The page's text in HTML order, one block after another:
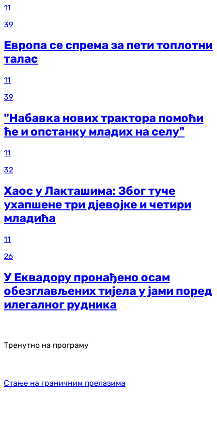
11
39
Европа се спрема за пети топлотни
талас
11
39
"Набавка нових трактора помоћи
ће и опстанку младих на селу"
11
32
Хаос у Лакташима: Због туче
ухапшене три дјевојке и четири
младића
11
26
У Еквадору пронађено осам
обезглављених тијела у јами поред
илегалног рудника
Тренутно на програму
Стање на граничним прелазима